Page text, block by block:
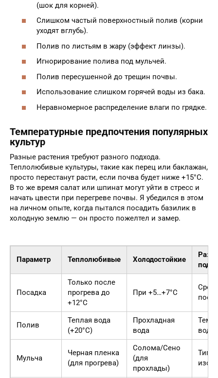
(шок для корней).
Слишком частый поверхностный полив (корни
уходят вглубь).
Полив по листьям в жару (эффект линзы).
Игнорирование полива под мульчей.
Полив пересушенной до трещин почвы.
Использование слишком горячей воды из бака.
Неравномерное распределение влаги по грядке.
Температурные предпочтения популярных
культур
Разные растения требуют разного подхода.
Теплолюбивые культуры, такие как перец или баклажан,
просто перестанут расти, если почва будет ниже +15°C.
В то же время салат или шпинат могут уйти в стресс и
начать цвести при перегреве почвы. Я убедился в этом
на личном опыте, когда пытался посадить базилик в
холодную землю — он просто пожелтел и замер.
Параметр Теплолюбивые Холодостойкие
Посадка
Только после
прогрева до
+12°C
При +5…+7°C
Полив
Теплая вода
(+20°C)
Прохладная
вода
воды
Мульча
Черная пленка
(для прогрева)
Солома/Сено
(для
прохлады)
Тип